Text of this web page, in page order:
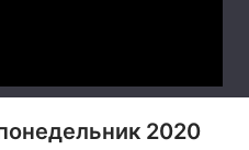
2020